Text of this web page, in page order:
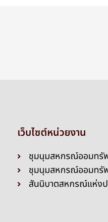
เว็บไซต์หน่วยงาน
ชุมนุมสหกรณ์ออมทรั
ชุมนุมสหกรณ์ออมทรั
สันนิบาตสหกรณ์แห่งป